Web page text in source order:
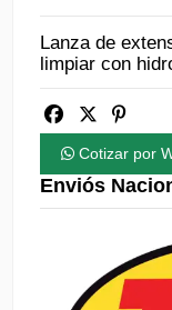
Lanza de
limpiar con
Cotizar por
Enviós